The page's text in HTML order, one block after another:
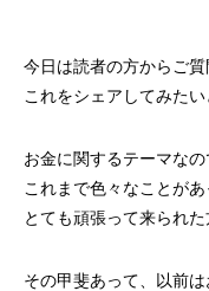
今日は読者の方からご質
これをシェアしてみたい
お金に関するテーマな
これまで色々なことが
とても頑張って来られた
その甲斐あって、以前